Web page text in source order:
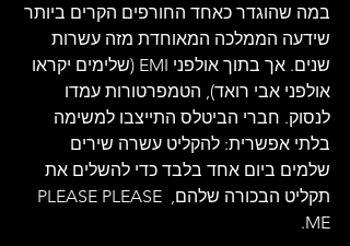
במה שהוגדר כאחד החורפים הקרים ביותר
שידעה הממלכה המאוחדת מזה עשרות
שנים. אך בתוך אולפני EMI (שלימים יקראו
אולפני אבי רואד), הטמפרטורות עמדו
לנסוק. חברי הביטלס התייצבו למשימה
בלתי אפשרית: להקליט עשרה שירים
שלמים ביום אחד בלבד כדי להשלים את
תקליט הבכורה שלהם, PLEASE PLEASE
ME.